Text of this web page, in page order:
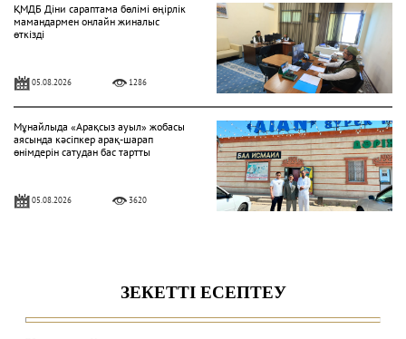
ҚМДБ Діни сараптама бөлімі өңірлік
мамандармен онлайн жиналыс
өткізді
05.08.2026 1286
Мұнайлыда «Арақсыз ауыл» жобасы
аясында кәсіпкер арақ-шарап
өнімдерін сатудан бас тартты
05.08.2026 3620
04.08.2026 344